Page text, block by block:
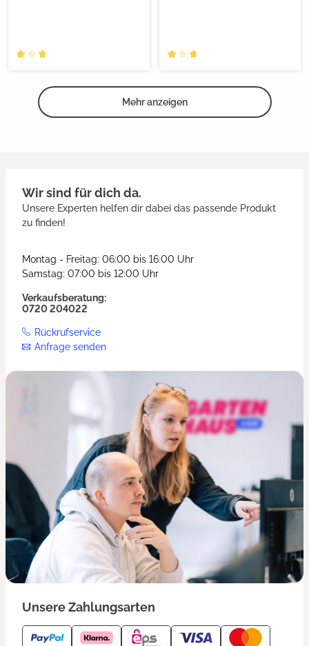
Mehr anzeigen
Wir sind für dich da.
Unsere Experten helfen dir dabei das passende Produkt
zu finden!
Montag - Freitag: 06:00 bis 16:00 Uhr
Samstag: 07:00 bis 12:00 Uhr
Verkaufsberatung:
0720 204022
Rückrufservice
Anfrage senden
Unsere Zahlungsarten